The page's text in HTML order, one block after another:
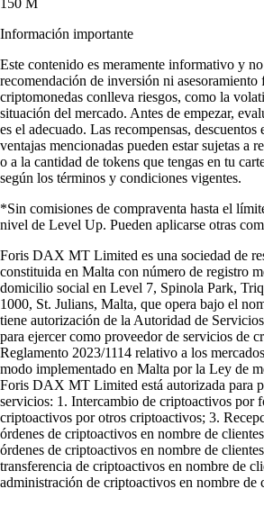
150 M
Información importante
Este contenido es meramente informativo y
recomendación de inversión ni
criptomonedas conlleva riesgos, como la
situación del mercado. Antes de empezar,
es el adecuado. Las recompensas,
ventajas mencionadas pueden estar sujetas a
o a la cantidad de tokens que tengas en tu
según los términos y condiciones vigentes.
*Sin comisiones de compraventa hasta el
nivel de Level Up. Pueden aplicarse otras
Foris DAX MT Limited es una sociedad de
constituida en Malta con número de registro
domicilio social en Level 7, Spinola Park,
1000, St. Julians, Malta, que opera bajo el
tiene autorización de la Autoridad de
para ejercer como proveedor de servicios de
Reglamento 2023/1114 relativo a los
modo implementado en Malta por la Ley de
Foris DAX MT Limited está autorizada para
servicios: 1. Intercambio de criptoactivos por
criptoactivos por otros criptoactivos; 3.
órdenes de criptoactivos en nombre de
órdenes de criptoactivos en nombre de
transferencia de criptoactivos en nombre de
administración de criptoactivos en nombre de